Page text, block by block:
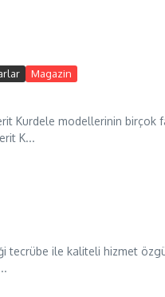
Magazin
Kurdele modellerinin birçok
K...
tecrübe ile kaliteli hizmet